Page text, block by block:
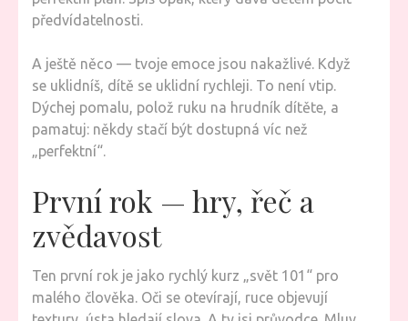
předvídatelnosti.
A ještě něco — tvoje emoce jsou nakažlivé. Když
se uklidníš, dítě se uklidní rychleji. To není vtip.
Dýchej pomalu, polož ruku na hrudník dítěte, a
pamatuj: někdy stačí být dostupná víc než
„perfektní“.
První rok — hry, řeč a
zvědavost
Ten první rok je jako rychlý kurz „svět 101“ pro
malého člověka. Oči se otevírají, ruce objevují